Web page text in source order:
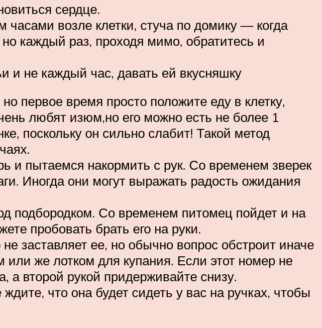
сердце.
возле клетки, стуча по домику — когда
каждый раз, проходя мимо, обратитесь и
и не каждый час, давать ей вкусняшку
первое время просто положите еду в клетку,
любят изюм,но его можно есть не более 1
поскольку он сильно слабит! Такой метод
пытаемся накормить с рук. Со временем зверек
Иногда они могут выражать радость ожидания
подбородком. Со временем питомец пойдет и на
пробовать брать его на руки.
заставляет ее, но обычно вопрос обстроит иначе
же лотком для купания. Если этот номер не
а второй рукой придерживайте снизу.
что она будет сидеть у вас на ручках, чтобы